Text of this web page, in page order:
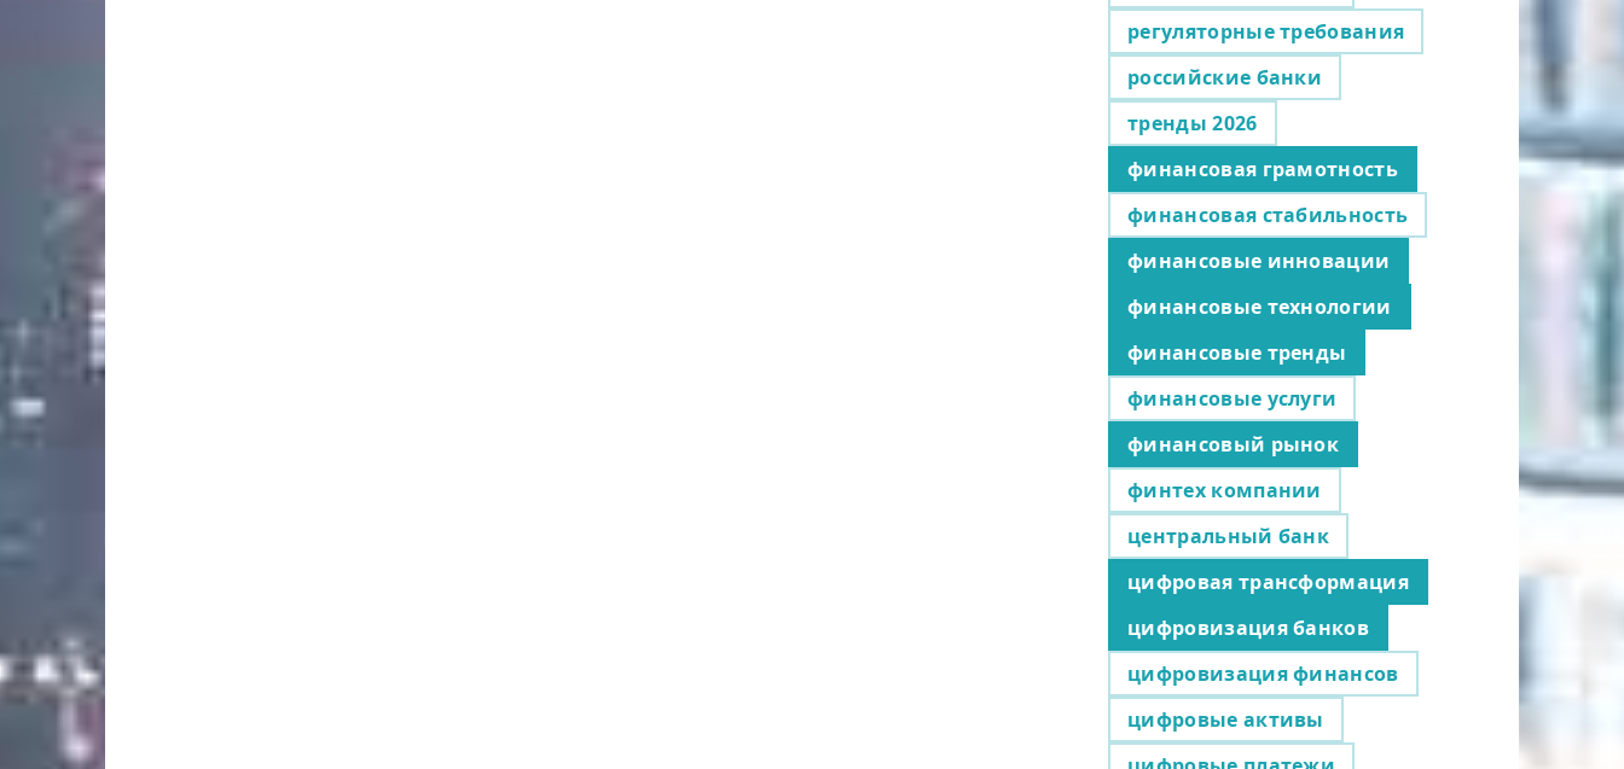
регуляторные требования
российские банки
тренды 2026
финансовая грамотность
финансовая стабильность
финансовые инновации
финансовые технологии
финансовые тренды
финансовые услуги
финансовый рынок
финтех компании
центральный банк
цифровая трансформация
цифровизация банков
цифровизация финансов
цифровые активы